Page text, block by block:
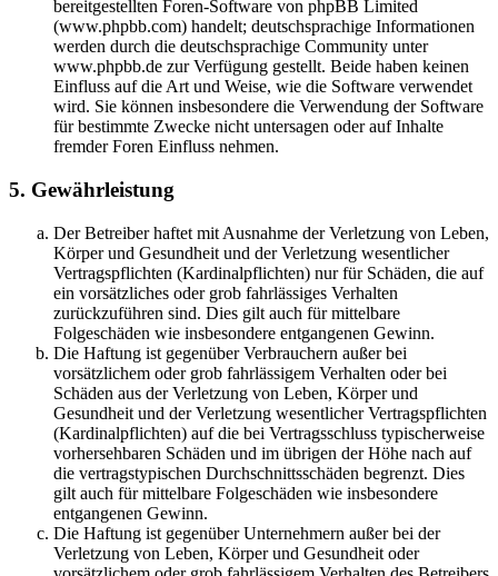
bereitgestellten Foren-Software von phpBB Limited
(www.phpbb.com) handelt; deutschsprachige Informationen
werden durch die deutschsprachige Community unter
www.phpbb.de zur Verfügung gestellt. Beide haben keinen
Einfluss auf die Art und Weise, wie die Software verwendet
wird. Sie können insbesondere die Verwendung der Software
für bestimmte Zwecke nicht untersagen oder auf Inhalte
fremder Foren Einfluss nehmen.
5. Gewährleistung
Der Betreiber haftet mit Ausnahme der Verletzung von Leben,
Körper und Gesundheit und der Verletzung wesentlicher
Vertragspflichten (Kardinalpflichten) nur für Schäden, die auf
ein vorsätzliches oder grob fahrlässiges Verhalten
zurückzuführen sind. Dies gilt auch für mittelbare
Folgeschäden wie insbesondere entgangenen Gewinn.
Die Haftung ist gegenüber Verbrauchern außer bei
vorsätzlichem oder grob fahrlässigem Verhalten oder bei
Schäden aus der Verletzung von Leben, Körper und
Gesundheit und der Verletzung wesentlicher Vertragspflichten
(Kardinalpflichten) auf die bei Vertragsschluss typischerweise
vorhersehbaren Schäden und im übrigen der Höhe nach auf
die vertragstypischen Durchschnittsschäden begrenzt. Dies
gilt auch für mittelbare Folgeschäden wie insbesondere
entgangenen Gewinn.
Die Haftung ist gegenüber Unternehmern außer bei der
Verletzung von Leben, Körper und Gesundheit oder